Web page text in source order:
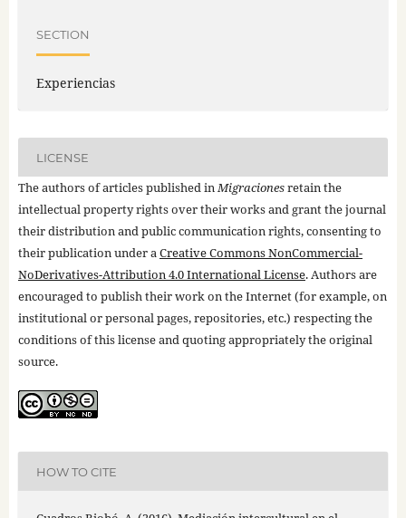
SECTION
Experiencias
LICENSE
The authors of articles published inMigracionesretain the
intellectual property rights over their works and grant the journal
their distribution and public communication rights, consenting to
their publication under aCreative Commons NonCommercial-
NoDerivatives-Attribution 4.0 International License. Authors are
encouraged to publish their work on the Internet (for example, on
institutional or personal pages, repositories, etc.) respecting the
conditions of this license and quoting appropriately the original
source.
HOW TO CITE